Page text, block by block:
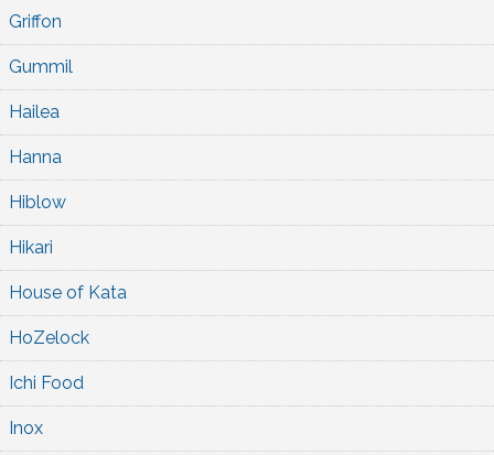
Griffon
Gummil
Hailea
Hanna
Hiblow
Hikari
House of Kata
HoZelock
Ichi Food
Inox